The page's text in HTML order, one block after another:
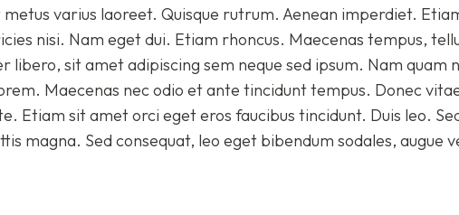
varius laoreet. Quisque rutrum. Aenean imperdiet.
nisi. Nam eget dui. Etiam rhoncus. Maecenas tempus,
libero, sit amet adipiscing sem neque sed ipsum. Nam quam
Maecenas nec odio et ante tincidunt tempus. Donec
Etiam sit amet orci eget eros faucibus tincidunt. Duis leo.
magna. Sed consequat, leo eget bibendum sodales, augue